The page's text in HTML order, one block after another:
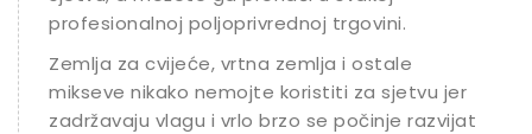
profesionalnoj poljoprivrednoj trgovini.
Zemlja za cvijeće, vrtna zemlja i ostale
mikseve nikako nemojte koristiti za sjetvu jer
zadržavaju vlagu i vrlo brzo se počinje razvijati